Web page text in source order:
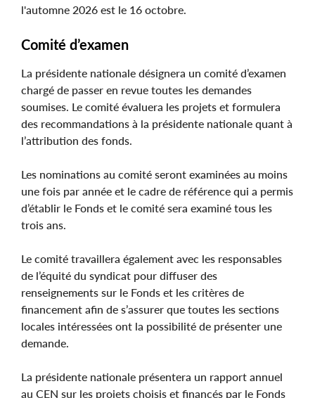
l'automne 2026 est le 16 octobre.
Comité d’examen
La présidente nationale désignera un comité d’examen
chargé de passer en revue toutes les demandes
soumises. Le comité évaluera les projets et formulera
des recommandations à la présidente nationale quant à
l’attribution des fonds.
Les nominations au comité seront examinées au moins
une fois par année et le cadre de référence qui a permis
d’établir le Fonds et le comité sera examiné tous les
trois ans.
Le comité travaillera également avec les responsables
de l’équité du syndicat pour diffuser des
renseignements sur le Fonds et les critères de
financement afin de s’assurer que toutes les sections
locales intéressées ont la possibilité de présenter une
demande.
La présidente nationale présentera un rapport annuel
au CEN sur les projets choisis et financés par le Fonds